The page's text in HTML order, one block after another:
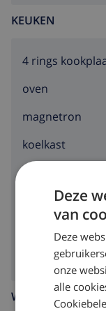
KEUKEN
4 rings
oven
magnetron
koelkast
vaatwasser
WOONKAMER
Deze
van
Deze
onze
alle